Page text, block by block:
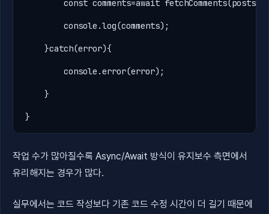
const comments=await fetchComments(posts
console .log(comments);
    }
catch(error){
console .error(error);
    }
}
작업 수가 많아질수록 Async/Await 방식이 유지보수 측면에서
유리해지는 경우가 많다.
실무에서는 코드 작성보다 기존 코드 수정 시간이 더 길기 때문에